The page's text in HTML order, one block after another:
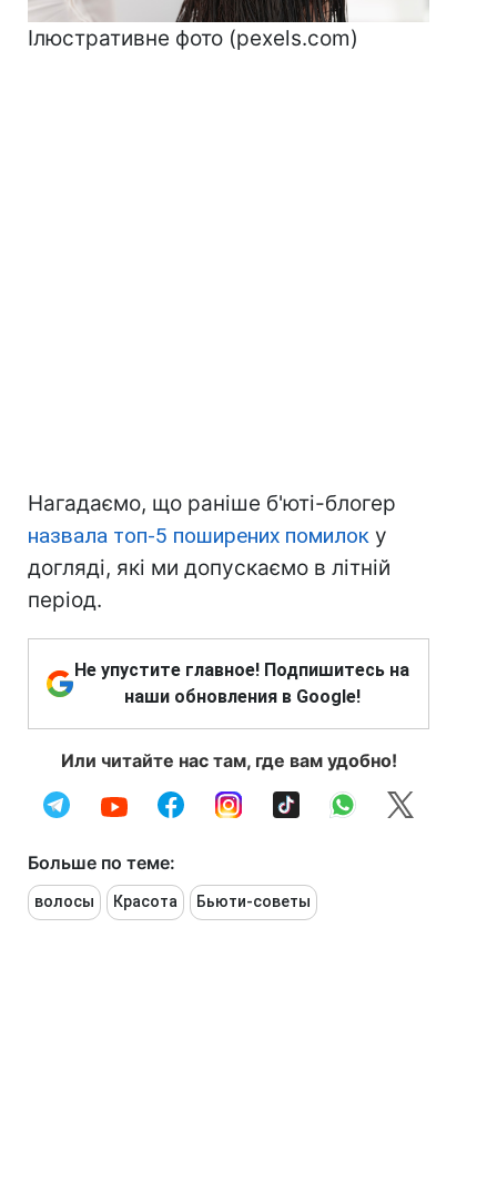
Ілюстративне фото (pexels.com)
Нагадаємо, що раніше б'юті-блогер
назвала топ-5 поширених помилок у
догляді, які ми допускаємо в літній
період.
Не упустите главное! Подпишитесь на
наши обновления в Google!
Или читайте нас там, где вам удобно!
Больше по теме:
волосы Красота Бьюти-советы